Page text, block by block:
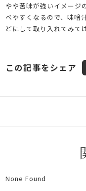
やや苦味が強いイメージ
べやすくなるので、味噌
どにして取り入れてみて
この記事をシェア
None Found